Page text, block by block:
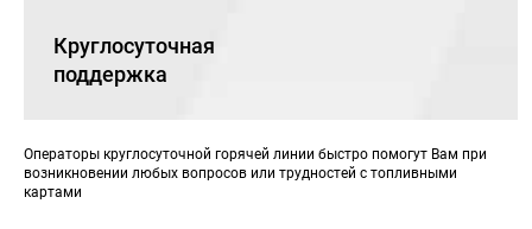
Круглосуточная
поддержка
Операторы круглосуточной горячей линии быстро помогут Вам при
возникновении любых вопросов или трудностей с топливными
картами